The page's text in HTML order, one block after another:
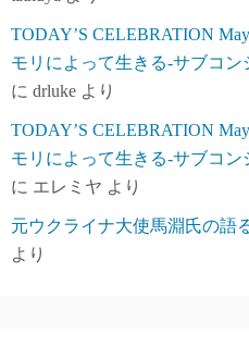
TODAY’S CELEBRATION
モリによって生きる-サブコ
に drluke より
TODAY’S CELEBRATION
モリによって生きる-サブコ
に エレミヤ より
元ウクライナ大使馬淵氏の語
より